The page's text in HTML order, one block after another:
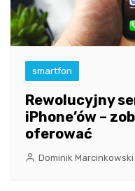
smartfon
Rewolucyjny
iPhone’ów –
oferować
Dominik Marcinkowski